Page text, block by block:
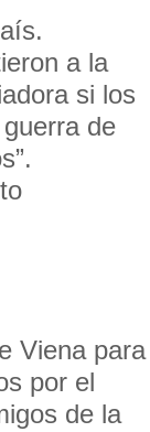
a la
si los
de
Viena para
por el
de la